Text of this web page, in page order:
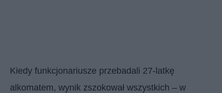
Kiedy funkcjonariusze przebadali 27-latkę
alkomatem, wynik zszokował wszystkich – w